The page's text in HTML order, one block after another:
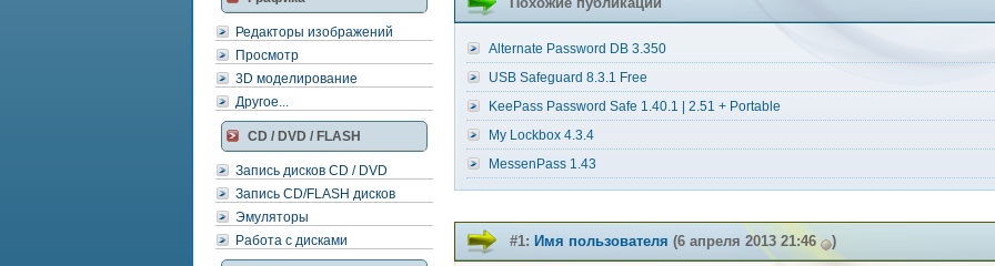
Редакторы изображений
Просмотр
3D моделирование
Другое...
CD / DVD / FLASH
Запись дисков CD / DVD
Запись CD/FLASH дисков
Эмуляторы
Работа с дисками
Alternate Password DB 3.350
USB Safeguard 8.3.1 Free
KeePass Password Safe 1.40.1 | 2.51 + Portable
My Lockbox 4.3.4
MessenPass 1.43
#1: Имя пользователя (6 апреля 2013 21:46 )